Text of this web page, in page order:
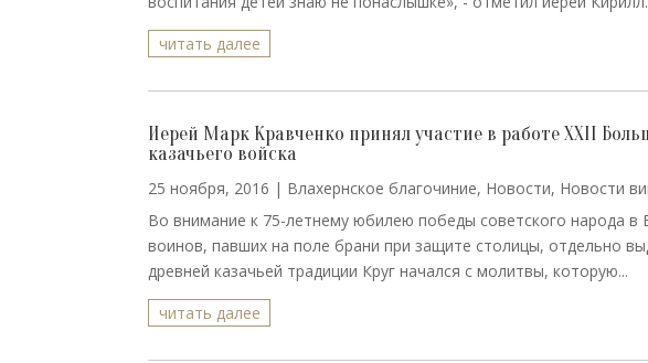
читать далее
Иерей Марк Кравченко принял участие в работе XXII
казачьего войска
25 ноября, 2016 | Влахернское благочиние, Новости, Новости
Во внимание к 75-летнему юбилею победы советского народа в
воинов, павших на поле брани при защите столицы, отдельно
древней казачьей традиции Круг начался с молитвы, которую...
читать далее